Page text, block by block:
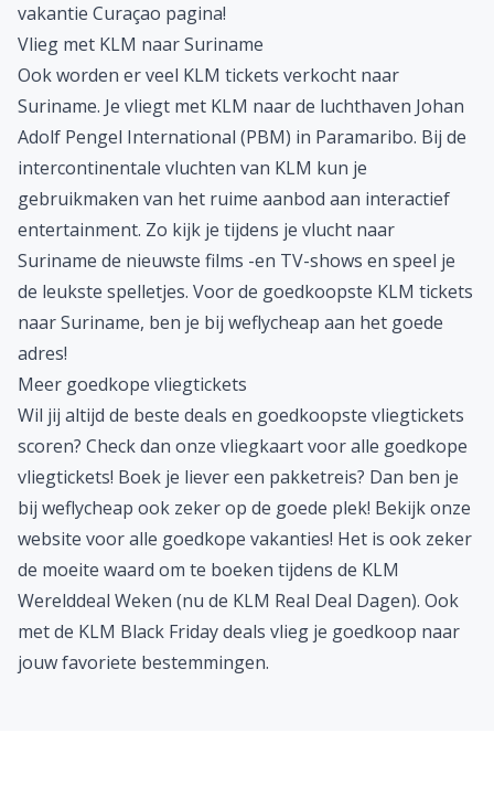
vakantie Curaçao pagina!
Vlieg met KLM naar Suriname
Ook worden er veel KLM tickets verkocht naar
Suriname. Je vliegt met KLM naar de luchthaven Johan
Adolf Pengel International (PBM) in Paramaribo. Bij de
intercontinentale vluchten van KLM kun je
gebruikmaken van het ruime aanbod aan interactief
entertainment. Zo kijk je tijdens je vlucht naar
Suriname de nieuwste films -en TV-shows en speel je
de leukste spelletjes. Voor de goedkoopste KLM tickets
naar Suriname, ben je bij weflycheap aan het goede
adres!
Meer goedkope vliegtickets
Wil jij altijd de beste deals en goedkoopste vliegtickets
scoren? Check dan onze vliegkaartvoor alle goedkope
vliegtickets! Boek je liever een pakketreis? Dan ben je
bij weflycheap ook zeker op de goede plek! Bekijk onze
website voor alle goedkope vakanties! Het is ook zeker
de moeite waard om te boeken tijdens de KLM
Werelddeal Weken (nu de KLM Real Deal Dagen). Ook
met de KLM Black Fridaydeals vlieg je goedkoop naar
jouw favoriete bestemmingen.